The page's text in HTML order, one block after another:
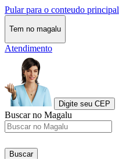
Pular para o conteudo principal
Tem no magalu
Atendimento
Digite seu CEP
Buscar no Magalu
Buscar